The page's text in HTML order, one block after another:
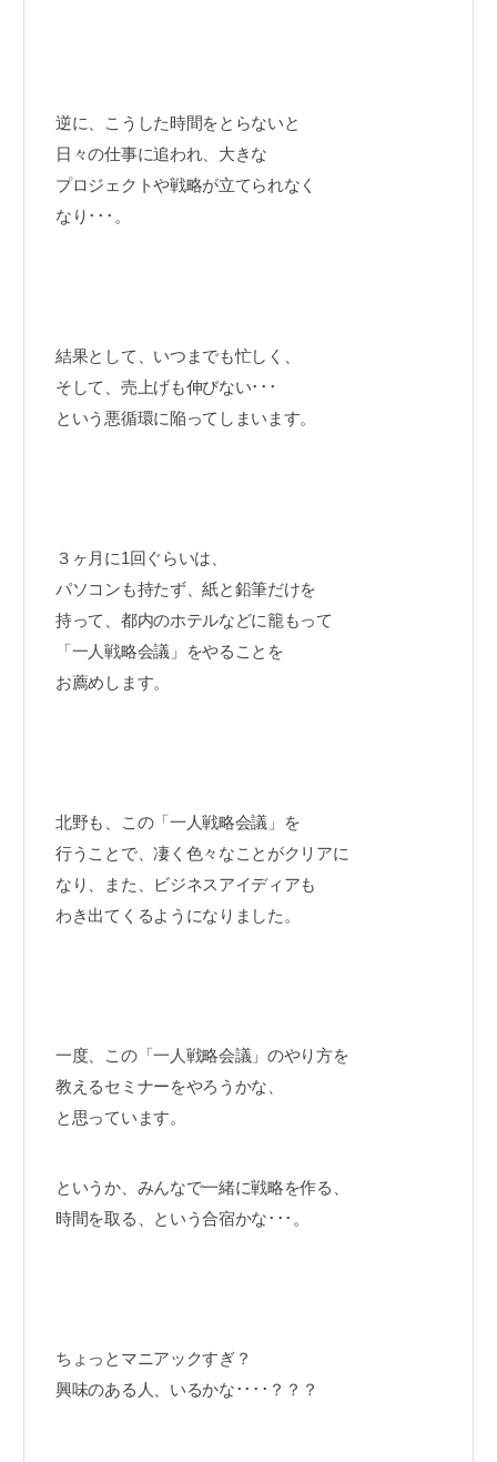
逆に、こうした時間をとらないと
日々の仕事に追われ、大きな
プロジェクトや戦略が立てられなく
なり･･･。
結果として、いつまでも忙しく、
そして、売上げも伸びない･･･
という悪循環に陥ってしまいます。
３ヶ月に1回ぐらいは、
パソコンも持たず、紙と鉛筆だけを
持って、都内のホテルなどに籠もって
「一人戦略会議」をやることを
お薦めします。
北野も、この「一人戦略会議」を
行うことで、凄く色々なことがクリアに
なり、また、ビジネスアイディアも
わき出てくるようになりました。
一度、この「一人戦略会議」のやり方を
教えるセミナーをやろうかな、
と思っています。
というか、みんなで一緒に戦略を作る、
時間を取る、という合宿かな･･･。
ちょっとマニアックすぎ？
興味のある人、いるかな････？？？